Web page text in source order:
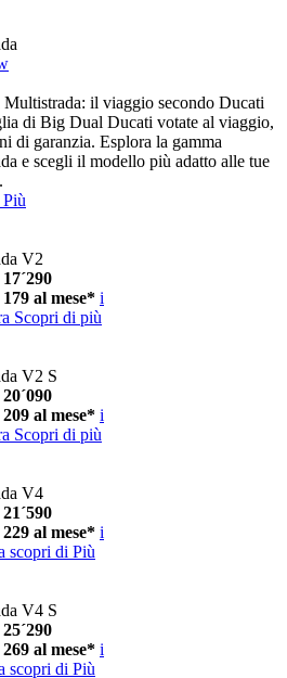
il viaggio secondo Ducati
di Big Dual Ducati votate al viaggio,
di garanzia. Esplora la gamma
e scegli il modello più adatto alle tue
V2
al mese* i
Scopri di più
V2 S
al mese* i
Scopri di più
V4
al mese* i
scopri di Più
V4 S
al mese* i
scopri di Più